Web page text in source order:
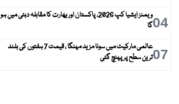
04
ویمنز ایشیا کپ 2026، پاکستان اور بھارت کا مقابلہ دبئی میں ہو
گا
07
عالمی مارکیٹ میں سونا مزید مہنگا ، قیمت 7 ہفتوں کی بلند
ترین سطح پر پہنچ گئی